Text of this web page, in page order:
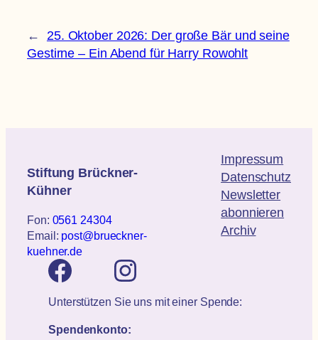
←
25. Oktober 2026: Der große Bär und seine
Gestirne – Ein Abend für Harry Rowohlt
Stiftung Brückner-
Kühner
Fon: 0561 24304
Email: post@brueckner-
kuehner.de
Impressum
Datenschutz
Newsletter
abonnieren
Archiv
Unterstützen Sie uns mit einer Spende:
Spendenkonto: